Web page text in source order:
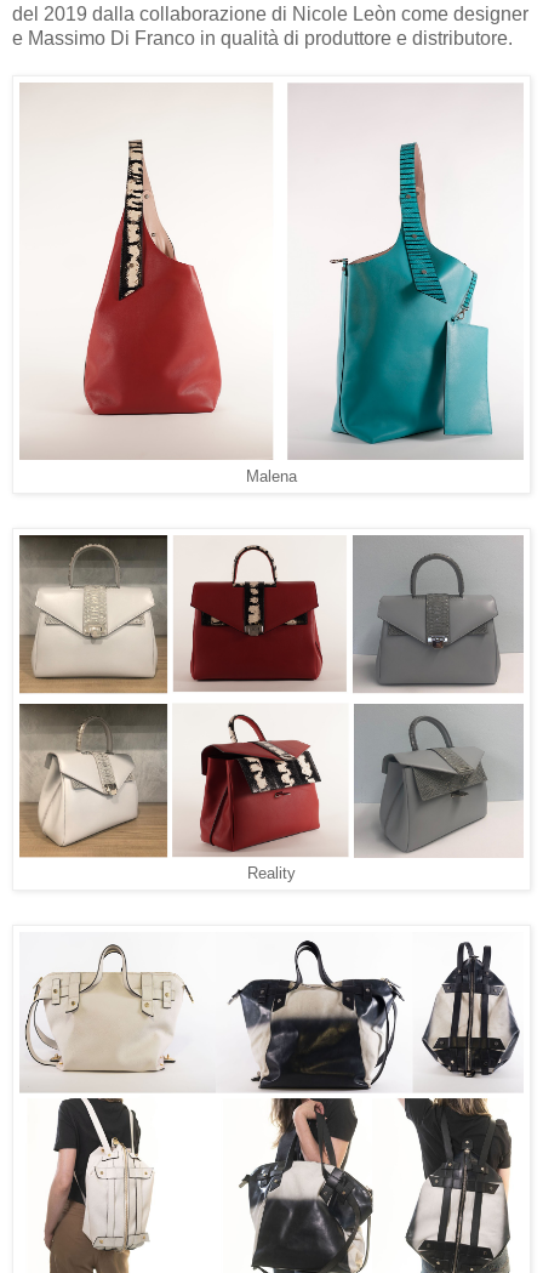
del 2019 dalla collaborazione di Nicole Leòn come designer
e Massimo Di Franco in qualità di produttore e distributore.
Malena
Reality